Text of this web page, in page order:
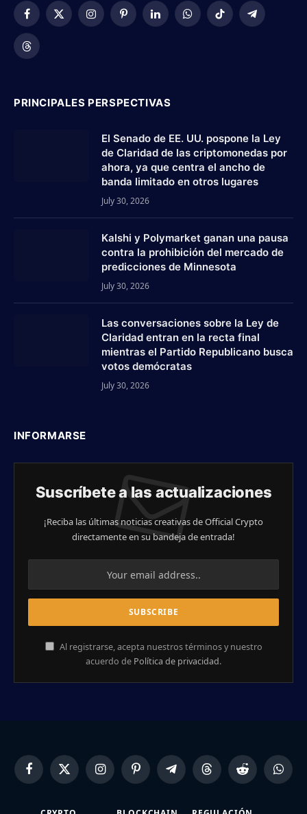
Facebook
X
InstagramPinterestLinkedInWhatsApp
TikTok Telegram
Threads
PRINCIPALES PERSPECTIVAS
El Senado de EE. UU. pospone la Ley
de Claridad de las criptomonedas por
ahora, ya que centra el ancho de
banda limitado en otros lugares
July 30, 2026
Kalshi y Polymarket ganan una pausa
contra la prohibición del mercado de
predicciones de Minnesota
July 30, 2026
Las conversaciones sobre la Ley de
Claridad entran en la recta final
mientras el Partido Republicano busca
votos demócratas
July 30, 2026
INFORMARSE
Suscríbete a las actualizaciones
¡Reciba las últimas noticias creativas de Official Crypto
directamente en su bandeja de entrada!
Al registrarse, acepta nuestros términos y nuestro
acuerdo de Política de privacidad.
FacebookX
(Twitter)
InstagramPinterestTelegramThreads Reddit